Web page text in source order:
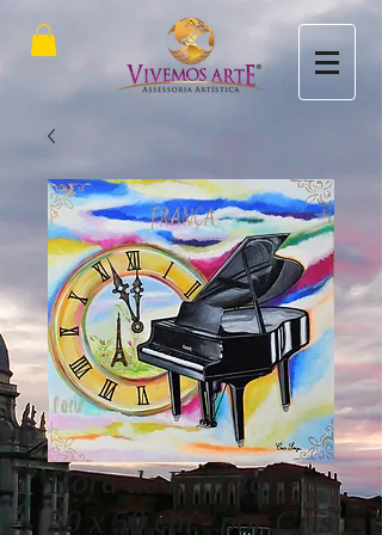
Hora de Realizar -
50 x 50 cm - por Cris